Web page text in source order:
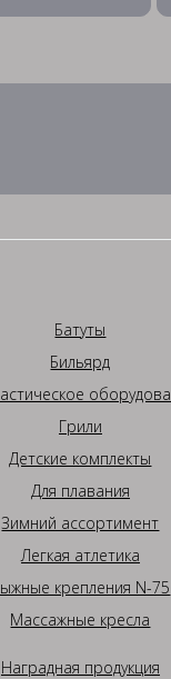
Батуты
Бильярд
Грили
Детские комплекты
Для плавания
Зимний ассортимент
Легкая атлетика
крепления N-75
Массажные кресла
Наградная продукция